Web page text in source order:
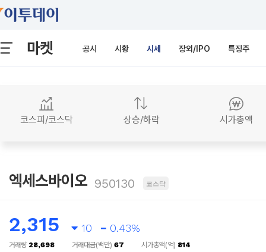
마켓 공시 시황 시세 장외/IPO 특징주
코스피/코스닥 상승/하락 시가총액
엑세스바이오 950130 코스닥
2,315 10 0.43%
거래량 28,698 거래대금(백만) 67 시가총액(억) 814